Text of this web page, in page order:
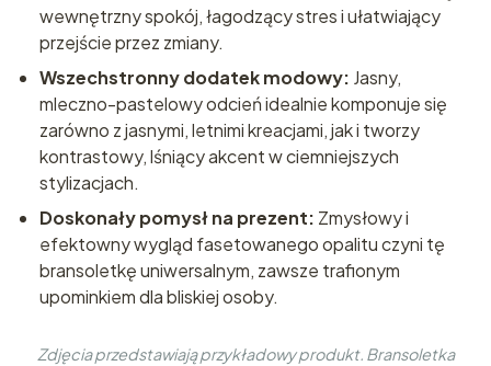
wewnętrzny spokój, łagodzący stres i ułatwiający
przejście przez zmiany.
Wszechstronny dodatek modowy: Jasny,
mleczno-pastelowy odcień idealnie komponuje się
zarówno z jasnymi, letnimi kreacjami, jak i tworzy
kontrastowy, lśniący akcent w ciemniejszych
stylizacjach.
Doskonały pomysł na prezent: Zmysłowy i
efektowny wygląd fasetowanego opalitu czyni tę
bransoletkę uniwersalnym, zawsze trafionym
upominkiem dla bliskiej osoby.
Zdjęcia przedstawiają przykładowy produkt. Bransoletka